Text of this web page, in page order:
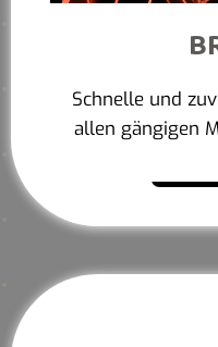
Schnelle und
allen gängigen